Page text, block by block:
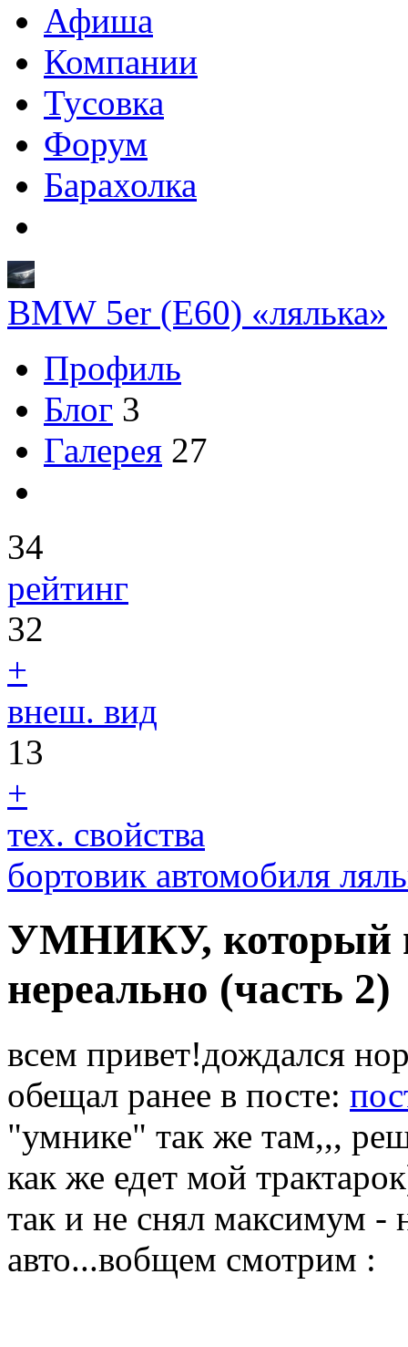
Афиша
Компании
Тусовка
Форум
Барахолка
BMW 5er (E60) «лялька»
Профиль
Блог 3
Галерея 27
34
рейтинг
32
+
внеш. вид
13
+
тех. свойства
бортовик автомобиля
УМНИКУ, который
нереально (часть 2)
всем привет!дождался
обещал ранее в посте:
"умнике" так же там,,,
как же едет мой
так и не снял максимум -
авто...вобщем смотрим :